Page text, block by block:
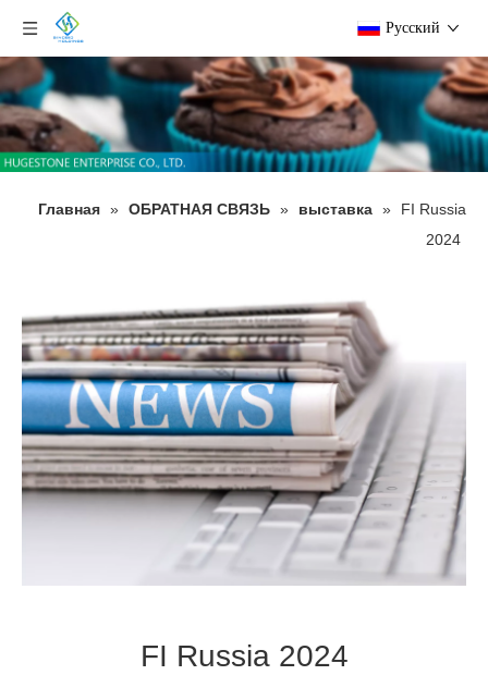
Pусский
Главная » ОБРАТНАЯ СВЯЗЬ » выставка »
FI Russia
2024
FI Russia 2024